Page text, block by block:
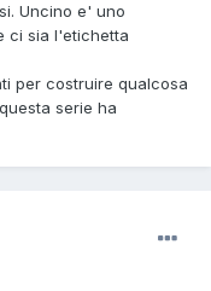
Uncino e' uno
ci sia l'etichetta
per costruire qualcosa
serie ha